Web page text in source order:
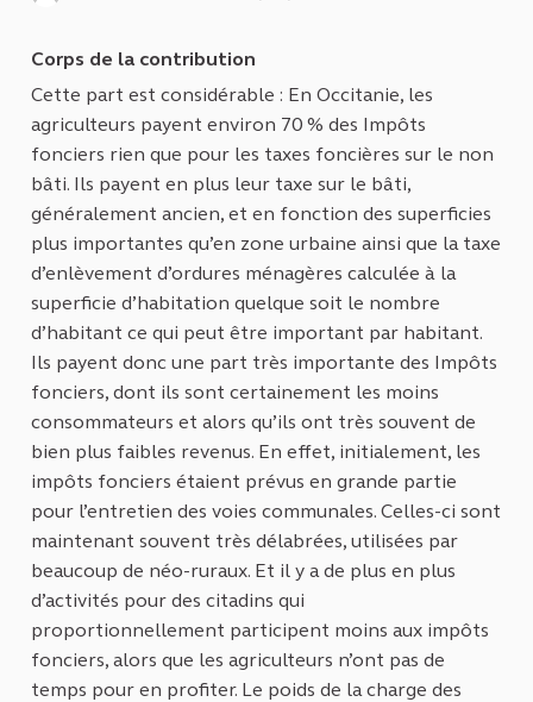
Corps de la contribution
Cette part est considérable : En Occitanie, les
agriculteurs payent environ 70 % des Impôts
fonciers rien que pour les taxes foncières sur le non
bâti. Ils payent en plus leur taxe sur le bâti,
généralement ancien, et en fonction des superficies
plus importantes qu’en zone urbaine ainsi que la taxe
d’enlèvement d’ordures ménagères calculée à la
superficie d’habitation quelque soit le nombre
d’habitant ce qui peut être important par habitant.
Ils payent donc une part très importante des Impôts
fonciers, dont ils sont certainement les moins
consommateurs et alors qu’ils ont très souvent de
bien plus faibles revenus. En effet, initialement, les
impôts fonciers étaient prévus en grande partie
pour l’entretien des voies communales. Celles-ci sont
maintenant souvent très délabrées, utilisées par
beaucoup de néo-ruraux. Et il y a de plus en plus
d’activités pour des citadins qui
proportionnellement participent moins aux impôts
fonciers, alors que les agriculteurs n’ont pas de
temps pour en profiter. Le poids de la charge des